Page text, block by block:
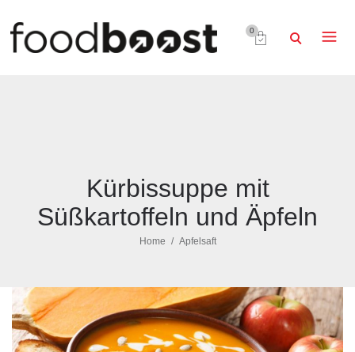
0
Kürbissuppe mit
Süßkartoffeln und Äpfeln
Home Apfelsaft